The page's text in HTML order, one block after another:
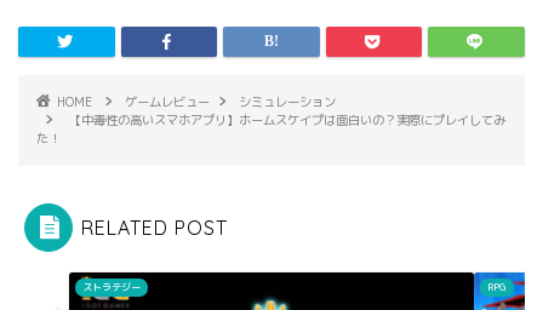
HOME ゲームレビュー
シミュレーション
【中毒性の高いスマホアプリ】ホームスケイプは面白いの？実際にプレイしてみ
た！
RELATED POST
ストラテジー RPG